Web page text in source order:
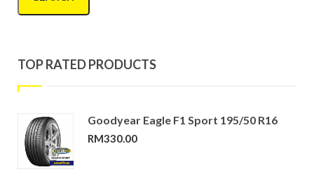
TOP RATED PRODUCTS
Goodyear Eagle F1 Sport 195/50 R16
RM330.00